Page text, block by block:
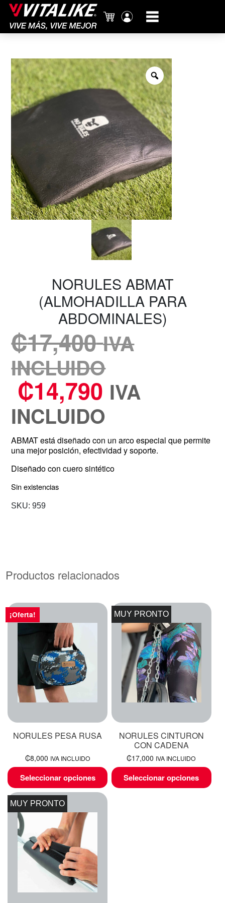
Carrito
cuenta
NORULES ABMAT
(ALMOHADILLA PARA
ABDOMINALES)
₡17,400 IVA
INCLUIDO
₡14,790 IVA
INCLUIDO
ABMAT está diseñado con un arco especial que permite
una mejor posición, efectividad y soporte.
Diseñado con cuero sintético
Sin existencias
SKU:959
Productos relacionados
¡Oferta!
NORULES PESA RUSA
₡8,000 IVA INCLUIDO
Seleccionar opciones
MUY PRONTO
NORULES CINTURON
CON CADENA
₡17,000 IVA INCLUIDO
Seleccionar opciones
MUY PRONTO